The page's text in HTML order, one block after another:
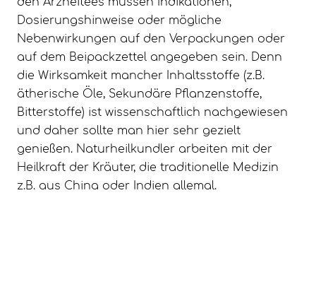
Dosierungshinweise oder mögliche
Nebenwirkungen auf den Verpackungen oder
auf dem Beipackzettel angegeben sein. Denn
die Wirksamkeit mancher Inhaltsstoffe (z.B.
ätherische Öle, Sekundäre Pflanzenstoffe,
Bitterstoffe) ist wissenschaftlich nachgewiesen
und daher sollte man hier sehr gezielt
genießen. Naturheilkundler arbeiten mit der
Heilkraft der Kräuter, die traditionelle Medizin
z.B. aus China oder Indien allemal.